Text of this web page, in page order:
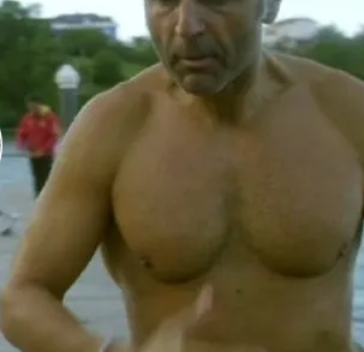
Río y Pekín,
del
de su
palada a
a
formato de
a
Be Mad